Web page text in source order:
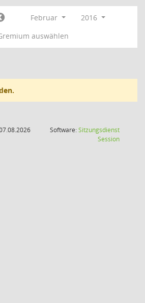
Februar
2016
auswählen
Software:Sitzungsdienst
Session(Wird in